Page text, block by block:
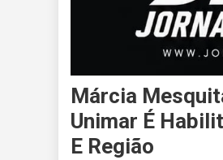
Márcia
Unimar É
E Região